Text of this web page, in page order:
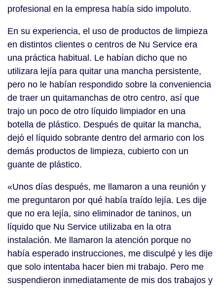
profesional en la empresa había sido impoluto.
En su experiencia, el uso de productos de limpieza
en distintos clientes o centros de Nu Service era
una práctica habitual. Le habían dicho que no
utilizara lejía para quitar una mancha persistente,
pero no le habían respondido sobre la conveniencia
de traer un quitamanchas de otro centro, así que
trajo un poco de otro líquido limpiador en una
botella de plástico. Después de quitar la mancha,
dejó el líquido sobrante dentro del armario con los
demás productos de limpieza, cubierto con un
guante de plástico.
«Unos días después, me llamaron a una reunión y
me preguntaron por qué había traído lejía. Les dije
que no era lejía, sino eliminador de taninos, un
líquido que Nu Service utilizaba en la otra
instalación. Me llamaron la atención porque no
había esperado instrucciones, me disculpé y les dije
que solo intentaba hacer bien mi trabajo. Pero me
suspendieron inmediatamente de mis dos trabajos y